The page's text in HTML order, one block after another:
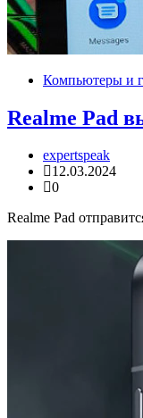
Компьютеры и
Realme Pad
expertspeak
12.03.2024
0
Realme Pad